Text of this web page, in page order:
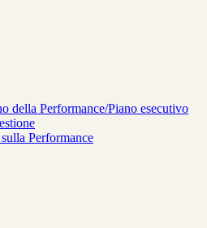
della Performance/Piano esecutivo
Performance